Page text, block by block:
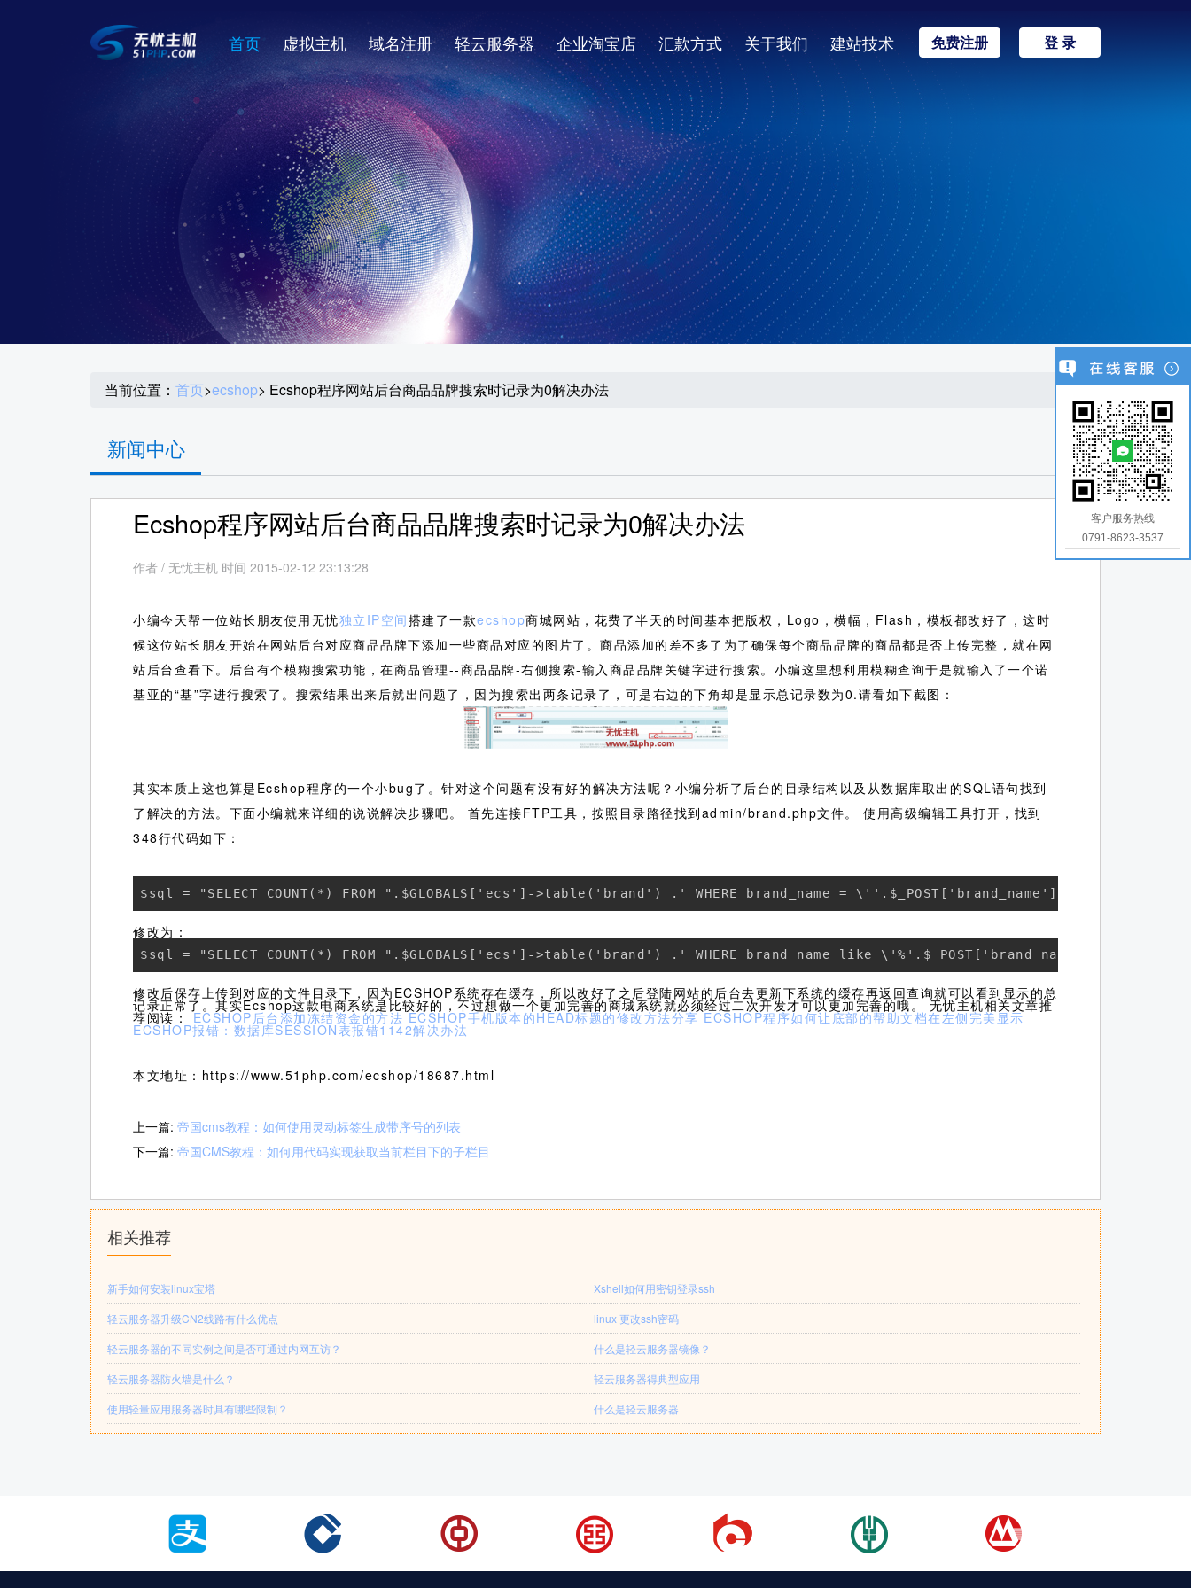
首页 虚拟主机 域名注册 轻云服务器 企业淘宝店 汇款方式 关于我们 建站技术 免费注册 登 录
当前位置： 首页>ecshop> Ecshop程序网站后台商品品牌搜索时记录为0解决办法
新闻中心
Ecshop程序网站后台商品品牌搜索时记录为0解决办法
作者 / 无忧主机 时间 2015-02-12 23:13:28
小编今天帮一位站长朋友使用无忧独立IP空间搭建了一款ecshop商城网站，花费了半天的时间基本把版权，Logo，横幅，Flash，模板都改好了，这时
候这位站长朋友开始在网站后台对应商品品牌下添加一些商品对应的图片了。商品添加的差不多了为了确保每个商品品牌的商品都是否上传完整，就在网
站后台查看下。后台有个模糊搜索功能，在商品管理--商品品牌-右侧搜索-输入商品品牌关键字进行搜索。小编这里想利用模糊查询于是就输入了一个诺
基亚的“基”字进行搜索了。搜索结果出来后就出问题了，因为搜索出两条记录了，可是右边的下角却是显示总记录数为0.请看如下截图：
其实本质上这也算是Ecshop程序的一个小bug了。针对这个问题有没有好的解决方法呢？小编分析了后台的目录结构以及从数据库取出的SQL语句找到
了解决的方法。下面小编就来详细的说说解决步骤吧。 首先连接FTP工具，按照目录路径找到admin/brand.php文件。 使用高级编辑工具打开，找到
348行代码如下：
$sql = "SELECT COUNT(*) FROM ".$GLOBALS['ecs']->table('brand') .' WHERE brand_name = \''.$_POST['brand_name'].'\'';
修改为：
$sql = "SELECT COUNT(*) FROM ".$GLOBALS['ecs']->table('brand') .' WHERE brand_name like \'%'.$_POST['brand_name'].'%\'';
修改后保存上传到对应的文件目录下，因为ECSHOP系统存在缓存，所以改好了之后登陆网站的后台去更新下系统的缓存再返回查询就可以看到显示的总
记录正常了。其实Ecshop这款电商系统是比较好的，不过想做一个更加完善的商城系统就必须经过二次开发才可以更加完善的哦。 无忧主机相关文章推
荐阅读：ECSHOP后台添加冻结资金的方法 ECSHOP手机版本的HEAD标题的修改方法分享 ECSHOP程序如何让底部的帮助文档在左侧完美显示
ECSHOP报错：数据库SESSION表报错1142解决办法
本文地址：https://www.51php.com/ecshop/18687.html
上一篇: 帝国cms教程：如何使用灵动标签生成带序号的列表
下一篇: 帝国CMS教程：如何用代码实现获取当前栏目下的子栏目
相关推荐
新手如何安装linux宝塔
Xshell如何用密钥登录ssh
轻云服务器升级CN2线路有什么优点
linux 更改ssh密码
轻云服务器的不同实例之间是否可通过内网互访？
什么是轻云服务器镜像？
轻云服务器防火墙是什么？
轻云服务器得典型应用
使用轻量应用服务器时具有哪些限制？
什么是轻云服务器
客户服务热线
0791-8623-3537